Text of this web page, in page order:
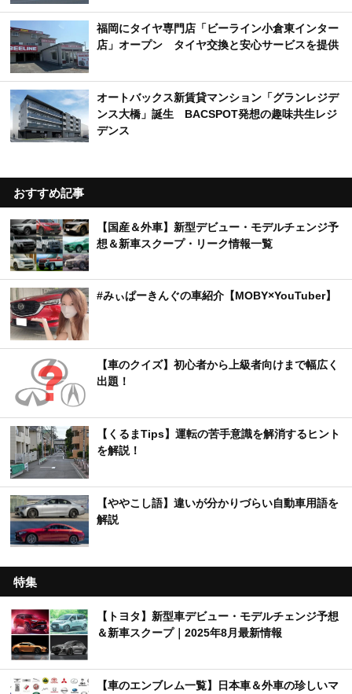
福岡にタイヤ専門店「ビーライン小倉東インター
店」オープン タイヤ交換と安心サービスを提供
オートバックス新賃貸マンション「グランレジデ
ンス大橋」誕生 BACSPOT発想の趣味共生レジ
デンス
おすすめ記事
【国産＆外車】新型デビュー・モデルチェンジ予
想＆新車スクープ・リーク情報一覧
#みぃぱーきんぐの車紹介【MOBY×YouTuber】
【車のクイズ】初心者から上級者向けまで幅広く
出題！
【くるまTips】運転の苦手意識を解消するヒント
を解説！
【ややこし語】違いが分かりづらい自動車用語を
解説
特集
【トヨタ】新型車デビュー・モデルチェンジ予想
＆新車スクープ｜2025年8月最新情報
【車のエンブレム一覧】日本車＆外車の珍しいマ